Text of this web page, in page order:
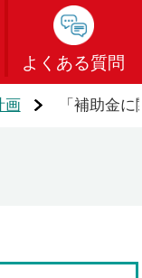
よくある質問
画 「補助金